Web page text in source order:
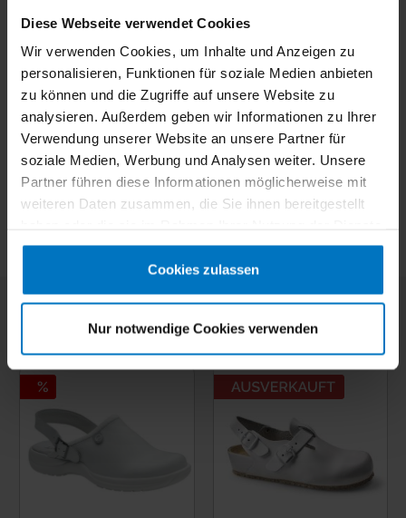
Diese Webseite verwendet Cookies
Wir verwenden Cookies, um Inhalte und Anzeigen zu
personalisieren, Funktionen für soziale Medien anbieten
zu können und die Zugriffe auf unsere Website zu
analysieren. Außerdem geben wir Informationen zu Ihrer
Verwendung unserer Website an unsere Partner für
soziale Medien, Werbung und Analysen weiter. Unsere
Partner führen diese Informationen möglicherweise mit
weiteren Daten zusammen, die Sie ihnen bereitgestellt
gesammelt haben.
Cookies zulassen
Nur notwendige Cookies verwenden
erhältlich.
Clog mit Fersenriemen
Spannverstellung
Obermaterial Leder
Birkenstock-Fußbett
Rutschhemmende Super-Laufsohle
EN ISO 20347:2012 SRC
Küchenschuhe